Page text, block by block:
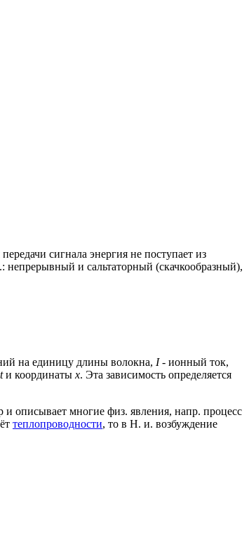
сигнала энергия не поступает из
непрерывный и сальтаторный (скачкообразный),
на единицу длины волокна, I- ионный ток,
tи координаты х. Эта зависимость определяется
и описывает многие физ. явления, напр. процесс
теплопроводности, то в Н. и. возбуждение